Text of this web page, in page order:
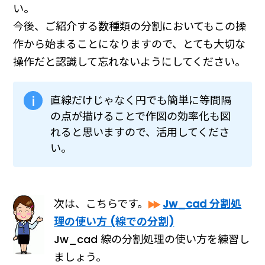
い。
今後、ご紹介する数種類の分割においてもこの操
作から始まることになりますので、とても大切な
操作だと認識して忘れないようにしてください。
直線だけじゃなく円でも簡単に等間隔
の点が描けることで作図の効率化も図
れると思いますので、活用してくださ
い。
次は、こちらです。
Jw_cad 分割処
理の使い方 (線での分割)
Jw_cad 線の分割処理の使い方を練習し
ましょう。